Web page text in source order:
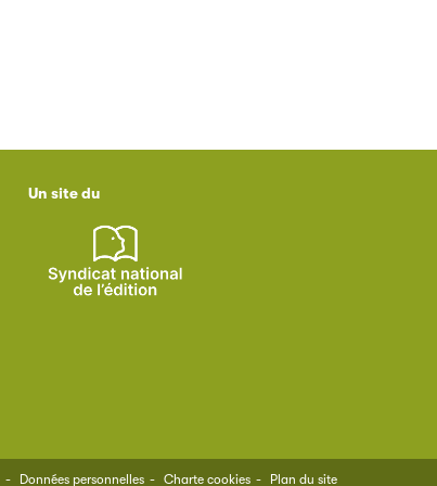
Un site du
Données personnelles Charte cookies Plan du site